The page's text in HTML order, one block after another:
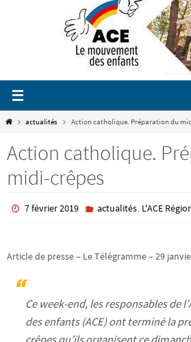
Homeactualités Action catholique. Préparation du
Action catholique.
midi-crêpes
7 février 2019 actualités, L'ACE
Article de presse – Le Télégramme – 29
Ce week-end, les responsables de
des enfants (ACE) ont terminé la
crêpes qu’ils organisent ce